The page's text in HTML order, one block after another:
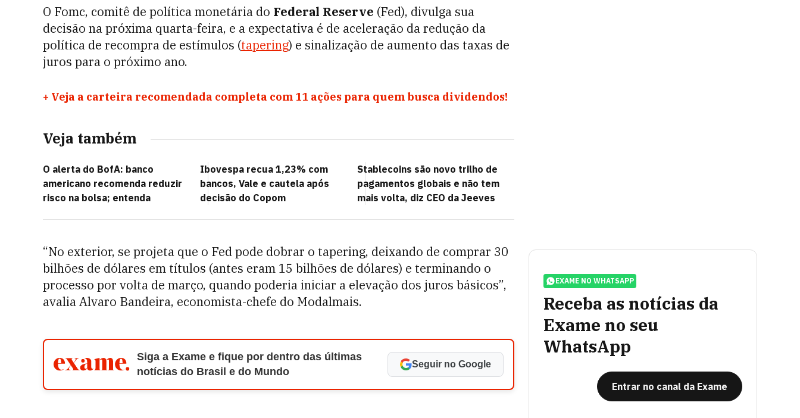
O Fomc, comitê de política monetária do Federal Reserve (Fed), divulga sua
decisão na próxima quarta-feira, e a expectativa é de aceleração da redução da
política de recompra de estímulos (tapering) e sinalização de aumento das taxas de
juros para o próximo ano.
+ Veja a carteira recomendada completa com 11 ações para quem busca dividendos!
Veja também
O alerta do BofA: banco
americano recomenda reduzir
risco na bolsa; entenda
Ibovespa recua 1,23% com
bancos, Vale e cautela após
decisão do Copom
Stablecoins são novo trilho de
pagamentos globais e não tem
mais volta, diz CEO da Jeeves
“No exterior, se projeta que o Fed pode dobrar o tapering, deixando de comprar 30
bilhões de dólares em títulos (antes eram 15 bilhões de dólares) e terminando o
processo por volta de março, quando poderia iniciar a elevação dos juros básicos”,
avalia Alvaro Bandeira, economista-chefe do Modalmais.
Siga a Exame e fique por dentro das últimas
notícias do Brasil e do Mundo
Seguir no Google
EXAME NO WHATSAPP
Receba as notícias da
Exame no seu
WhatsApp
Entrar no canal da Exame